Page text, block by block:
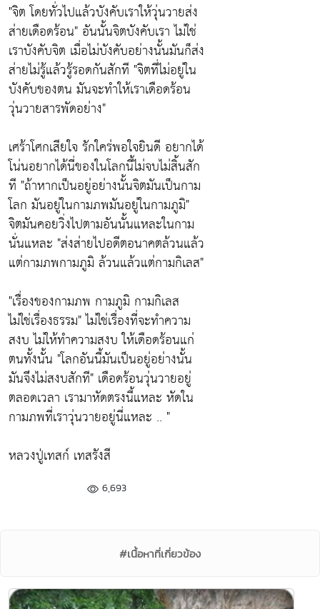
"จิต โดยทั่วไปแล้วบังคับเราให้วุ่นวายส่ง
ส่ายเดือดร้อน"อันนั้นจิตบังคับเรา ไม่ใช่
เราบังคับจิต เมื่อไม่บังคับอย่างนั้นมันก็ส่ง
ส่ายไม่รู้แล้วรู้รอดกันสักที "จิตที่ไม่อยู่ใน
บังคับของตน มันจะทำให้เราเดือดร้อน
วุ่นวายสารพัดอย่าง"
เศร้าโศกเสียใจ รักใคร่พอใจยินดี อยากได้
โน่นอยากได้นี่ของในโลกนี้ไม่จบไม่สิ้นสัก
ที "ถ้าหากเป็นอยู่อย่างนั้นจิตมันเป็นกาม
โลก มันอยู่ในกามภพมันอยู่ในกามภูมิ"
จิตมันคอยวิ่งไปตามอันนั้นแหละในกาม
นั่นแหละ "ส่งส่ายไปอดีตอนาคตล้วนแล้ว
แต่กามภพกามภูมิ ล้วนแล้วแต่กามกิเลส"
"เรื่องของกามภพ กามภูมิ กามกิเลส
ไม่ใช่เรื่องธรรม"ไม่ใช่เรื่องที่จะทำความ
สงบ ไม่ให้ทำความสงบ ให้เดือดร้อนแก่
ตนทั้งนั้น "โลกอันนี้มันเป็นอยู่อย่างนั้น
มันจึงไม่สงบสักที" เดือดร้อนวุ่นวายอยู่
ตลอดเวลา เรามาหัดตรงนี้แหละ หัดใน
กามภพที่เราวุ่นวายอยู่นี่แหละ .. "
หลวงปู่เทสก์ เทสรังสี
6,693
#เนื้อหาที่เกี่ยวข้อง